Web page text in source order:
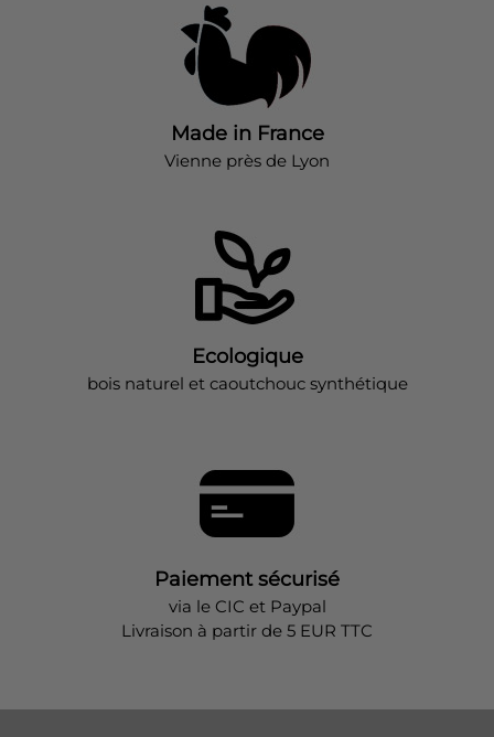
Made in France
Vienne près de Lyon
Ecologique
bois naturel et caoutchouc synthétique
Paiement sécurisé
via le CIC et Paypal
Livraison à partir de 5 EUR TTC